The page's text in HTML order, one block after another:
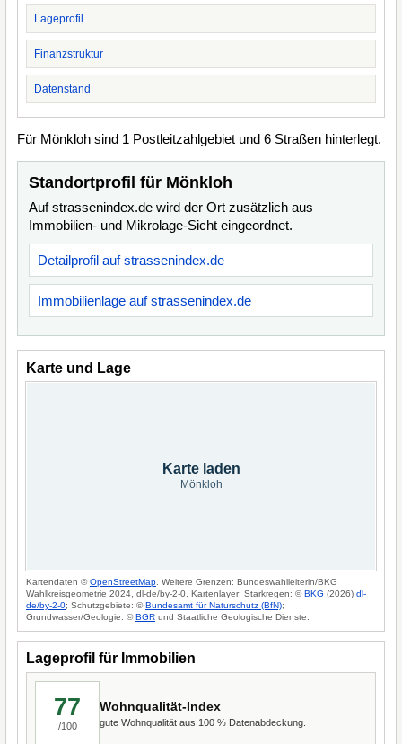
Lageprofil
Finanzstruktur
Datenstand
Für Mönkloh sind 1 Postleitzahlgebiet und 6 Straßen hinterlegt.
Standortprofil für Mönkloh
Auf strassenindex.de wird der Ort zusätzlich aus
Immobilien- und Mikrolage-Sicht eingeordnet.
Detailprofil auf strassenindex.de
Immobilienlage auf strassenindex.de
Karte und Lage
Karte laden
Mönkloh
Kartendaten ©OpenStreetMap . Weitere Grenzen: Bundeswahlleiterin/BKG
Wahlkreisgeometrie 2024, dl-de/by-2-0. Kartenlayer: Starkregen: ©BKG (2026) dl-
de/by-2-0; Schutzgebiete: ©Bundesamt für Naturschutz (BfN);
Grundwasser/Geologie: ©BGR und Staatliche Geologische Dienste.
Lageprofil für Immobilien
77
/100
Wohnqualität-Index
gute Wohnqualität aus 100 % Datenabdeckung.